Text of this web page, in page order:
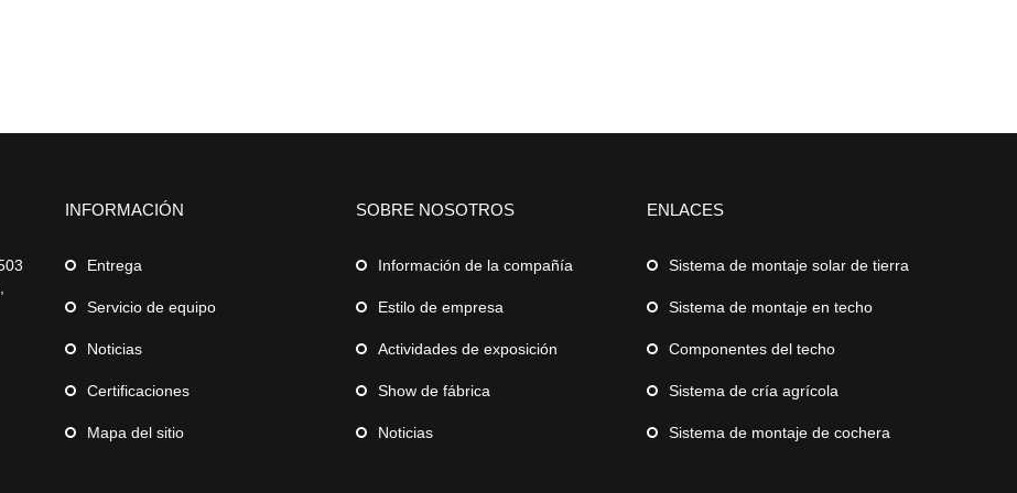
INFORMACIÓN
Entrega
Servicio de equipo
Noticias
Certificaciones
Mapa del sitio
SOBRE NOSOTROS
Información de la compañía
Estilo de empresa
Actividades de exposición
Show de fábrica
Noticias
ENLACES
Sistema de montaje solar de tierra
Sistema de montaje en techo
Componentes del techo
Sistema de cría agrícola
Sistema de montaje de cochera